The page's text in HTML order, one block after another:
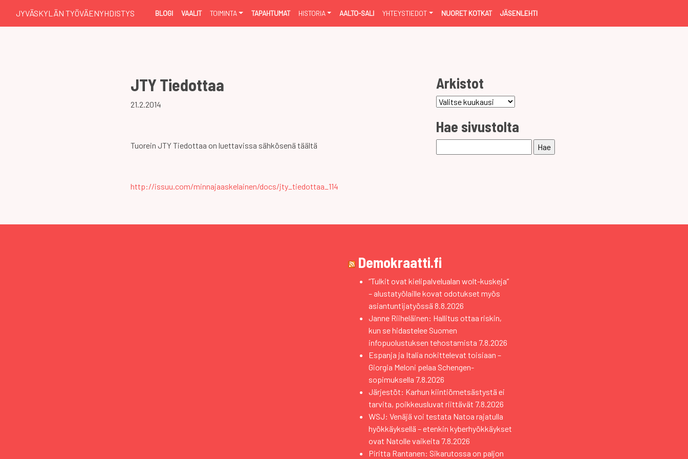
JYVÄSKYLÄN TYÖVÄENYHDISTYS BLOGI VAALIT TOIMINTA TAPAHTUMAT HISTORIA AALTO-SALI YHTEYSTIEDOT NUORET KOTKAT JÄSENLEHTI
JTY Tiedottaa
21.2.2014
Tuorein JTY Tiedottaa on luettavissa sähkösenä täältä
http://issuu.com/minnajaaskelainen/docs/jty_tiedottaa_114
Arkistot
Arkistot
Hae sivustolta
Demokraatti.fi
“Tulkit ovat kielipalvelualan wolt-kuskeja”
– alustatyölaille kovat odotukset myös
asiantuntijatyössä 8.8.2026
Janne Riiheläinen: Hallitus ottaa riskin,
kun se hidastelee Suomen
infopuolustuksen tehostamista 7.8.2026
Espanja ja Italia nokittelevat toisiaan –
Giorgia Meloni pelaa Schengen-
sopimuksella 7.8.2026
Järjestöt: Karhun kiintiömetsästystä ei
tarvita, poikkeusluvat riittävät 7.8.2026
WSJ: Venäjä voi testata Natoa rajatulla
hyökkäyksellä – etenkin kyberhyökkäykset
ovat Natolle vaikeita 7.8.2026
Piritta Rantanen: Sikarutossa on paljon